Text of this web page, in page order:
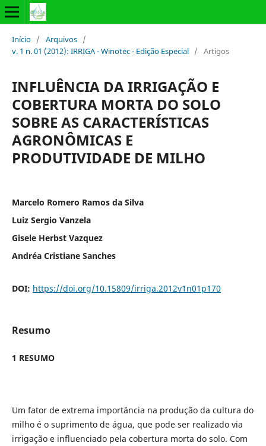
Início / Arquivos /
v. 1 n. 01 (2012): IRRIGA - Winotec - Edição Especial / Artigos
INFLUÊNCIA DA IRRIGAÇÃO E
COBERTURA MORTA DO SOLO
SOBRE AS CARACTERÍSTICAS
AGRONÔMICAS E
PRODUTIVIDADE DE MILHO
Marcelo Romero Ramos da Silva
Luiz Sergio Vanzela
Gisele Herbst Vazquez
Andréa Cristiane Sanches
DOI: https://doi.org/10.15809/irriga.2012v1n01p170
Resumo
1 RESUMO
Um fator de extrema importância na produção da cultura do
milho é o suprimento de água, que pode ser realizado via
irrigação e influenciado pela cobertura morta do solo. Com